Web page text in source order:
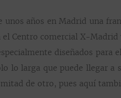
años en Madrid una
Centro comercial X-
diseñados
lo larga que puede llegar
de otro, pues aquí